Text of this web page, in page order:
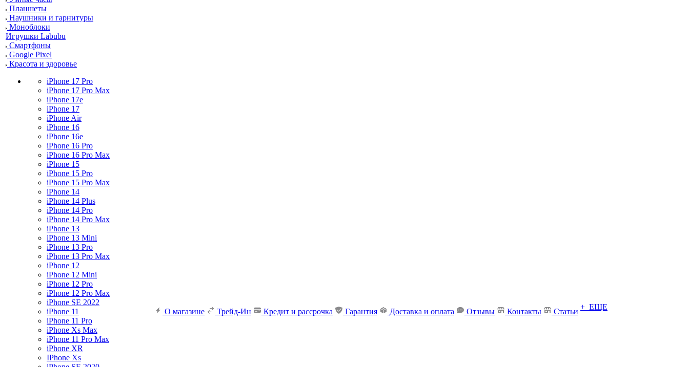
Планшеты
Наушники и гарнитуры
Моноблоки
Игрушки Labubu
Смартфоны
Google Pixel
Красота и здоровье
iPhone 17 Pro
iPhone 17 Pro Max
iPhone 17e
iPhone 17
iPhone Air
iPhone 16
iPhone 16e
iPhone 16 Pro
iPhone 16 Pro Max
iPhone 15
iPhone 15 Pro
iPhone 15 Pro Max
iPhone 14
iPhone 14 Plus
iPhone 14 Pro
iPhone 14 Pro Max
iPhone 13
iPhone 13 Mini
iPhone 13 Pro
iPhone 13 Pro Max
iPhone 12
iPhone 12 Mini
iPhone 12 Pro
iPhone 12 Pro Max
iPhone SE 2022
iPhone 11
iPhone 11 Pro
iPhone Xs Max
iPhone 11 Pro Max
iPhone XR
IPhone Xs
О магазине Трейд-Ин Кредит и рассрочка Гарантия Доставка и оплата Отзывы Контакты Статьи
+ ЕЩЕ